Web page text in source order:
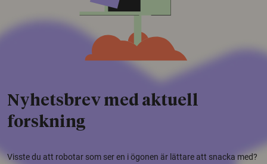
Nyhetsbrev med aktuell
forskning
Visste du att robotar som ser en i ögonen är lättare att snacka med?